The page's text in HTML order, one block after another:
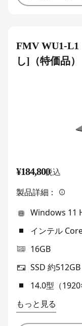
FMV WU1-L1
し]（特価品）
¥184,800税込
製品詳細：
Windows 11
インテル
16GB
SSD 約512GB
14.0型（
もっと見る